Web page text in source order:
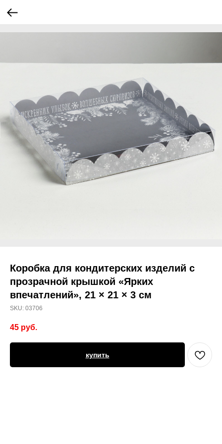
Коробка для кондитерских изделий с
прозрачной крышкой «Ярких
впечатлений», 21 × 21 × 3 см
SKU: 03706
45 руб.
купить